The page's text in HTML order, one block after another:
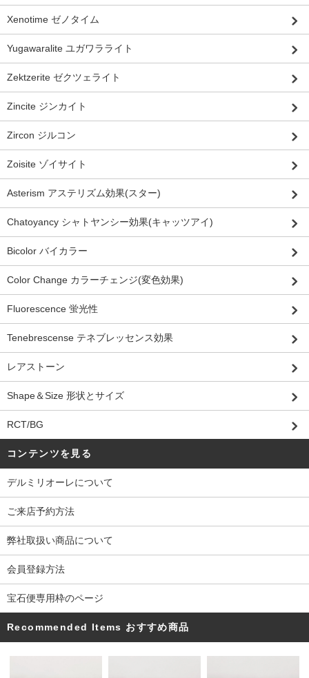
Xenotime ゼノタイム
Yugawaralite ユガワラライト
Zektzerite ゼクツェライト
Zincite ジンカイト
Zircon ジルコン
Zoisite ゾイサイト
Asterism アステリズム効果(スター)
Chatoyancy シャトヤンシー効果(キャッツアイ)
Bicolor バイカラー
Color Change カラーチェンジ(変色効果)
Fluorescence 蛍光性
Tenebrescense テネブレッセンス効果
レアストーン
Shape＆Size 形状とサイズ
RCT/BG
コンテンツを見る
デルミリオーレについて
ご来店予約方法
弊社取扱い商品について
会員登録方法
宝石便専用枠のページ
Recommended Items おすすめ商品